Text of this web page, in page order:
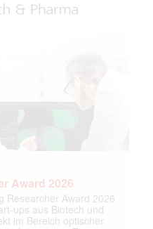
Award 2026
Researcher Award 2026
ups aus Biotech und
im Bereich optischer